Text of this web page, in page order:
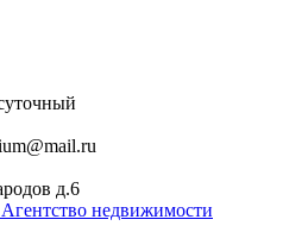
д.6
Агентство недвижимости